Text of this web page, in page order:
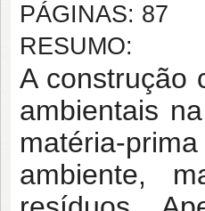
PÁGINAS: 87
RESUMO:
A construção
ambientais
matéria-
ambiente,